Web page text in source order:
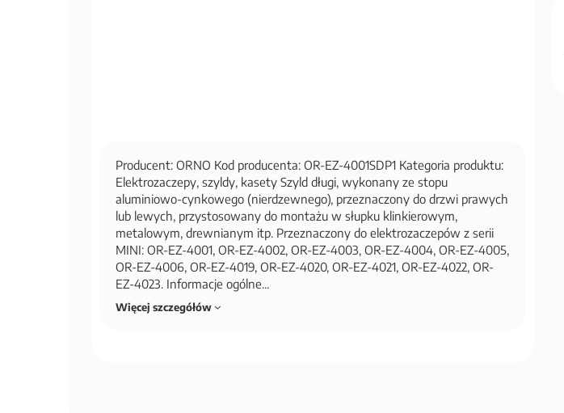
Producent: ORNO Kod producenta: OR-EZ-4001SDP1 Kategoria produktu:
Elektrozaczepy, szyldy, kasety Szyld długi, wykonany ze stopu
aluminiowo-cynkowego (nierdzewnego), przeznaczony do drzwi prawych
lub lewych, przystosowany do montażu w słupku klinkierowym,
metalowym, drewnianym itp. Przeznaczony do elektrozaczepów z serii
MINI: OR-EZ-4001, OR-EZ-4002, OR-EZ-4003, OR-EZ-4004, OR-EZ-4005,
OR-EZ-4006, OR-EZ-4019, OR-EZ-4020, OR-EZ-4021, OR-EZ-4022, OR-
EZ-4023. Informacje ogólne...
Więcej szczegółów